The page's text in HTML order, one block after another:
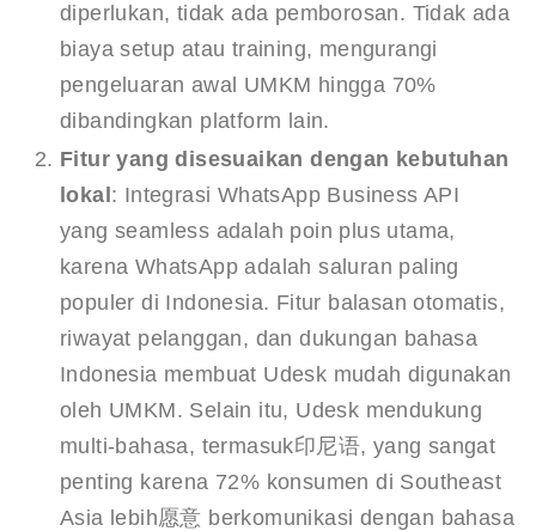
diperlukan, tidak ada pemborosan. Tidak ada
biaya setup atau training, mengurangi
pengeluaran awal UMKM hingga 70%
dibandingkan platform lain.
Fitur yang disesuaikan dengan kebutuhan
lokal: Integrasi WhatsApp Business API
yang seamless adalah poin plus utama,
karena WhatsApp adalah saluran paling
populer di Indonesia. Fitur balasan otomatis,
riwayat pelanggan, dan dukungan bahasa
Indonesia membuat Udesk mudah digunakan
oleh UMKM. Selain itu, Udesk mendukung
multi-bahasa, termasuk印尼语, yang sangat
penting karena 72% konsumen di Southeast
Asia lebih愿意 berkomunikasi dengan bahasa